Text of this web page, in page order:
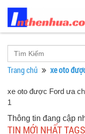
Trang chủ xe oto
xe oto được Ford ưa
1
Thông tin đang cập
TIN MỚI NHẤT